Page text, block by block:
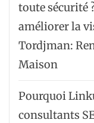
toute sécurité
améliorer la
Tordjman:
Maison
Pourquoi
consultants